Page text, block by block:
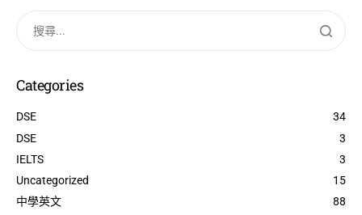
Categories
DSE
34
DSE
3
IELTS
3
Uncategorized
15
中學英文
88